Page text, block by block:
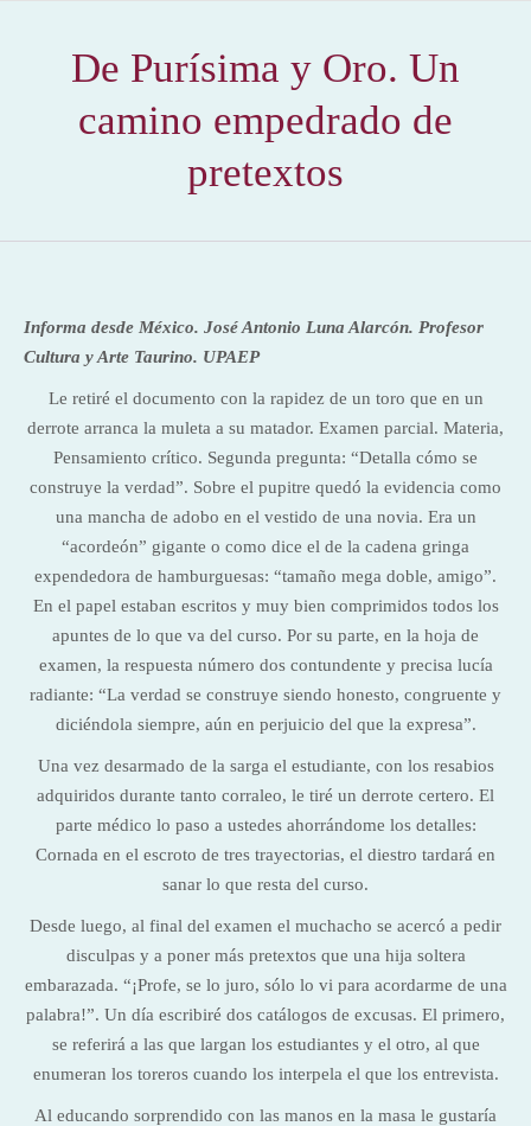
De Purísima y Oro. Un
camino empedrado de
pretextos
Informa desde México. José Antonio Luna Alarcón. Profesor
Cultura y Arte Taurino. UPAEP
Le retiré el documento con la rapidez de un toro que en un
derrote arranca la muleta a su matador. Examen parcial. Materia,
Pensamiento crítico. Segunda pregunta: “Detalla cómo se
construye la verdad”. Sobre el pupitre quedó la evidencia como
una mancha de adobo en el vestido de una novia. Era un
“acordeón” gigante o como dice el de la cadena gringa
expendedora de hamburguesas: “tamaño mega doble, amigo”.
En el papel estaban escritos y muy bien comprimidos todos los
apuntes de lo que va del curso. Por su parte, en la hoja de
examen, la respuesta número dos contundente y precisa lucía
radiante: “La verdad se construye siendo honesto, congruente y
diciéndola siempre, aún en perjuicio del que la expresa”.
Una vez desarmado de la sarga el estudiante, con los resabios
adquiridos durante tanto corraleo, le tiré un derrote certero. El
parte médico lo paso a ustedes ahorrándome los detalles:
Cornada en el escroto de tres trayectorias, el diestro tardará en
sanar lo que resta del curso.
Desde luego, al final del examen el muchacho se acercó a pedir
disculpas y a poner más pretextos que una hija soltera
embarazada. “¡Profe, se lo juro, sólo lo vi para acordarme de una
palabra!”. Un día escribiré dos catálogos de excusas. El primero,
se referirá a las que largan los estudiantes y el otro, al que
enumeran los toreros cuando los interpela el que los entrevista.
Al educando sorprendido con las manos en la masa le gustaría